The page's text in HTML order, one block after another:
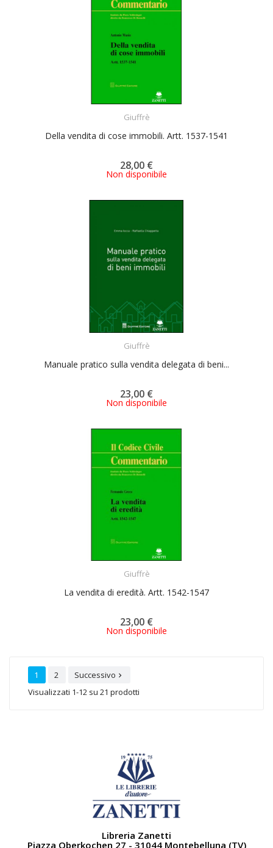
Giuffrè
Della vendita di cose immobili. Artt. 1537-1541
28,00 €
Non disponibile
Giuffrè
Manuale pratico sulla vendita delegata di beni...
23,00 €
Non disponibile
Giuffrè
La vendita di eredità. Artt. 1542-1547
23,00 €
Non disponibile
1 2 Successivo 
Visualizzati 1-12 su 21 prodotti
Libreria Zanetti
Piazza Oberkochen 27 - 31044 Montebelluna (TV)